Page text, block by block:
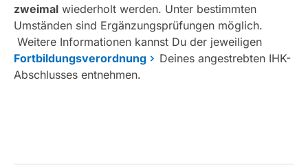
zweimal wiederholt werden. Unter bestimmten
Umständen sind Ergänzungsprüfungen möglich.
Weitere Informationen kannst Du der jeweiligen
Fortbildungsverordnung
Deines angestrebten IHK-
Abschlusses entnehmen.